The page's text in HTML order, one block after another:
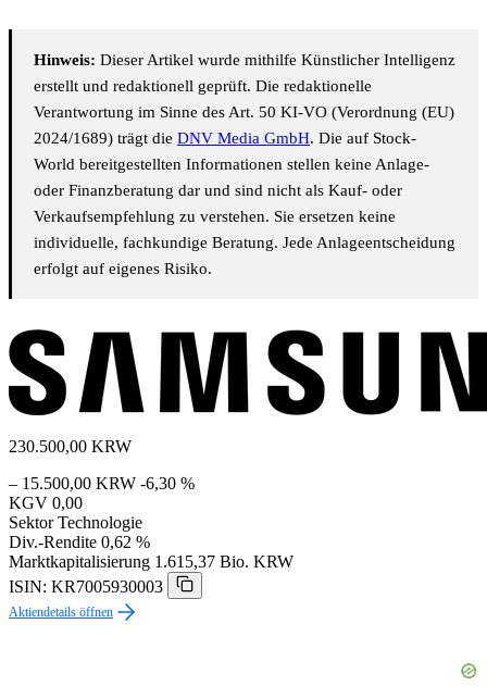
Hinweis: Dieser Artikel wurde mithilfe Künstlicher Intelligenz
erstellt und redaktionell geprüft. Die redaktionelle
Verantwortung im Sinne des Art. 50 KI-VO (Verordnung (EU)
2024/1689) trägt die DNV Media GmbH. Die auf Stock-
World bereitgestellten Informationen stellen keine Anlage-
oder Finanzberatung dar und sind nicht als Kauf- oder
Verkaufsempfehlung zu verstehen. Sie ersetzen keine
individuelle, fachkundige Beratung. Jede Anlageentscheidung
erfolgt auf eigenes Risiko.
230.500,00 KRW
– 15.500,00 KRW -6,30 %
KGV 0,00
Sektor Technologie
Div.-Rendite 0,62 %
Marktkapitalisierung 1.615,37 Bio. KRW
ISIN: KR7005930003
Aktiendetails öffnen